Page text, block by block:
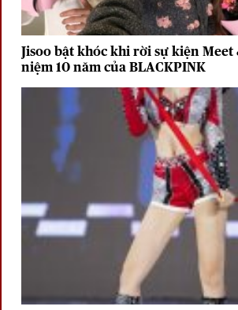
Jisoo bật khóc khi rời sự kiện Meet
niệm 10 năm của BLACKPINK